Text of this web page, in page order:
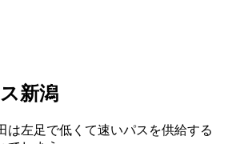
新潟
左足で低くて速いパスを供給する